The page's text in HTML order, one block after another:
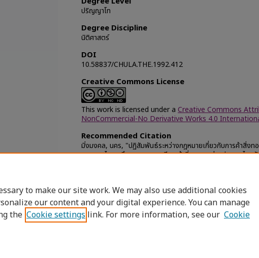
ปริญญาโท
Degree Discipline
นิติศาสตร์
DOI
10.58837/CHULA.THE.1992.412
Creative Commons License
This work is licensed under a Creative Commons
NonCommercial-No Derivative Works 4.0
Recommended Citation
มิ่งมงคล, นคร, "ปฏิสัมพันธ์ระหว่างกฎหมายเกี่ยวกับการค้าสิ่งทอ
กฎหมายไทย : ศึกษาเฉพาะกรณีการค้าสิ่งทอระหว่างประเทศไทย
to make our site work. We may also use additional cookies
our content and your digital experience. You can manage
the Cookie settings link. For more information, see our Cookie